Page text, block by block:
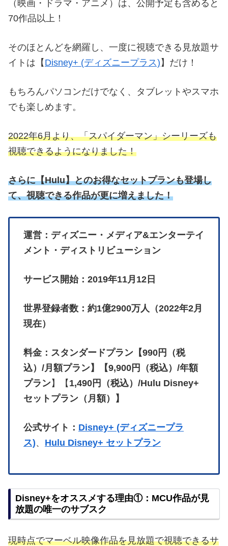
（映画・ドラマ・アニメ）は、公開予定も含めると
70作品以上！
そのほとんどを網羅し、一度に視聴できる見放題サ
イトは【 Disney+ (ディズニープラス) 】だけ！
もちろんパソコンだけでなく、タブレットやスマホ
でも楽しめます。
2022年6月より、「スパイダーマン」シーリーズも
視聴できるようになりました！
さらに【Hulu】とのお得なセットプランも登場し
て、視聴できる作品が更に増えました！
運営：ディズニー・メディア&エンターテイ
メント・ディストリビューション
サービス開始：2019年11月12日
世界登録者数：約1億2900万人（2022年2月
現在）
料金：スタンダードプラン【990円（税
込）/月額プラン】【9,900円（税込）/年額
プラン】【 1,490円（税込）/Hulu Disney+
セットプラン（月額）】
公式サイト： Disney+ (ディズニープラ
ス)、 Hulu Disney+ セットプラン
Disney+をオススメする理由①：MCU作品が見
放題の唯一のサブスク
現時点でマーベル映像作品を見放題で視聴できるサ